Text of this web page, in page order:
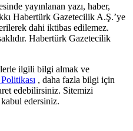
yayınlanan yazı, haber,
Habertürk Gazetecilik A.Ş.’ye
dahi iktibas edilemez.
Habertürk Gazetecilik
ilgili bilgi almak ve
, daha fazla bilgi için
edebilirsiniz. Sitemizi
edersiniz.